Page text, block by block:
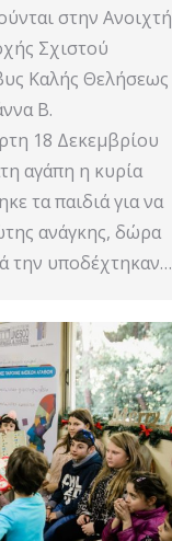
στην Ανοιχτή
Σχιστού
Καλής Θελήσεως
Β.
18 Δεκεμβρίου
αγάπη η κυρία
τα παιδιά για να
ανάγκης, δώρα
την υποδέχτηκαν…